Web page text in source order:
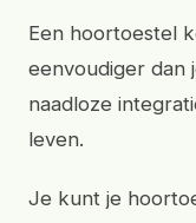
Een hoortoestel
eenvoudiger dan
naadloze
leven.
Je kunt je